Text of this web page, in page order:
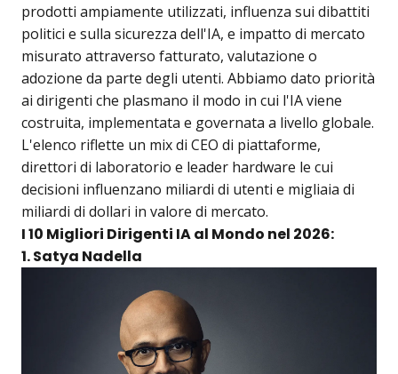
prodotti ampiamente utilizzati, influenza sui dibattiti
politici e sulla sicurezza dell'IA, e impatto di mercato
misurato attraverso fatturato, valutazione o
adozione da parte degli utenti. Abbiamo dato priorità
ai dirigenti che plasmano il modo in cui l'IA viene
costruita, implementata e governata a livello globale.
L'elenco riflette un mix di CEO di piattaforme,
direttori di laboratorio e leader hardware le cui
decisioni influenzano miliardi di utenti e migliaia di
miliardi di dollari in valore di mercato.
I 10 Migliori Dirigenti IA al Mondo nel 2026:
1. Satya Nadella